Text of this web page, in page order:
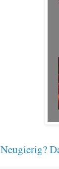
Neugierig?